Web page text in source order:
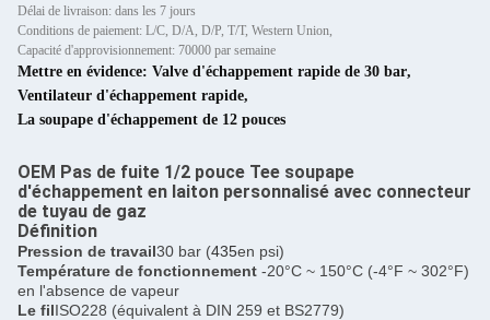
Délai de livraison: dans les 7 jours
Conditions de paiement: L/C, D/A, D/P, T/T, Western Union,
Capacité d'approvisionnement: 70000 par semaine
Mettre en évidence: Valve d'échappement rapide de 30 bar,
Ventilateur d'échappement rapide,
La soupape d'échappement de 12 pouces
OEM Pas de fuite 1/2 pouce Tee soupape
d'échappement en laiton personnalisé avec connecteur
de tuyau de gaz
Définition
Pression de travail30 bar (435en psi)
Température de fonctionnement -20°C ~ 150°C (-4°F ~ 302°F)
en l'absence de vapeur
Le filISO228 (équivalent à DIN 259 et BS2779)